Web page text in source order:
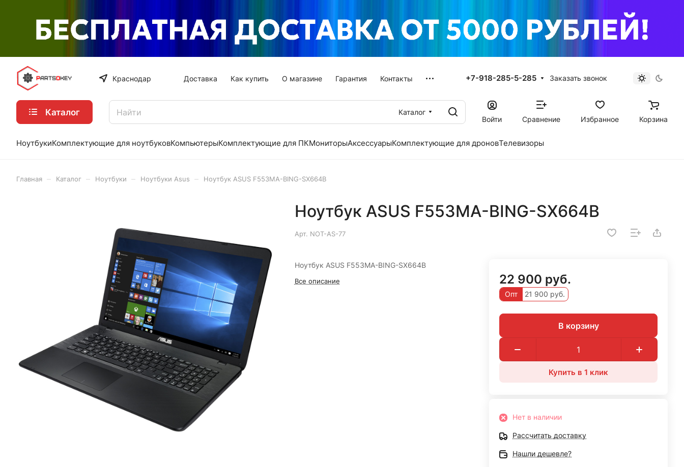
Краснодар Доставка Как купить О магазине Гарантия Контакты +7-918-285-5-285 Заказать звонок
Каталог
Каталог
Войти
Сравнение Избранное Корзина
НоутбукиКомплектующие для ноутбуковКомпьютерыКомплектующие для ПКМониторыАксессуарыКомплектующие для дроновТелевизоры
Главная Каталог Ноутбуки Ноутбуки Asus Ноутбук ASUS F553MA-BING-SX664B
Ноутбук ASUS F553MA-BING-SX664B
Арт. NOT-AS-77
Ноутбук ASUS F553MA-BING-SX664B
Все описание 22 900 руб.
Опт 21 900 руб.
В корзину
Купить в 1 клик
Нет в наличии
Рассчитать доставку
Нашли дешевле?